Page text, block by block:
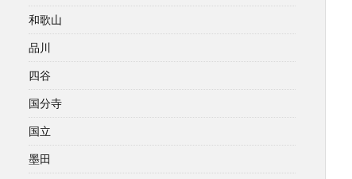
和歌山
品川
四谷
国分寺
国立
墨田